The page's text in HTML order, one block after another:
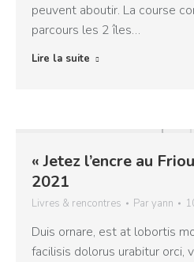
peuvent aboutir. La course
parcours les 2 îles…
Lire la suite
« Jetez l’encre au
2021
Livres & rencontres Par yann
Duis ornare, est at lobortis
facilisis dolorus urabitur orci,